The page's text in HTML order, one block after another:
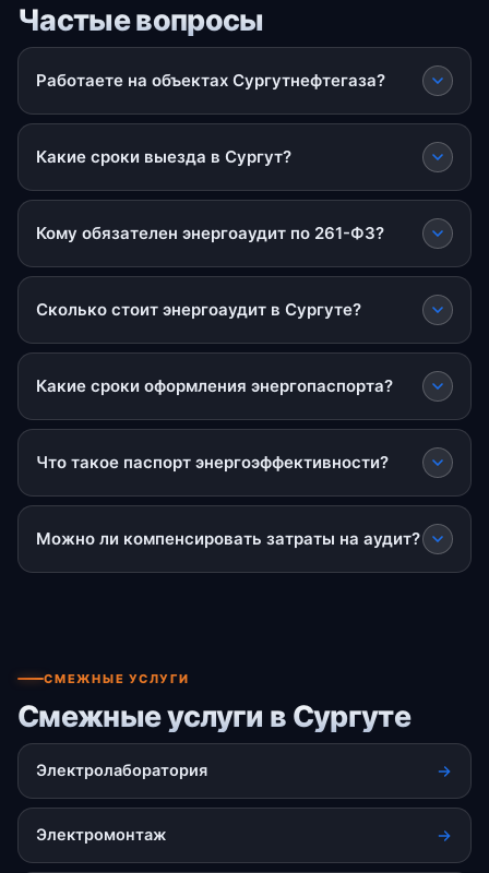
Частые вопросы
Работаете на объектах Сургутнефтегаза?
Какие сроки выезда в Сургут?
Кому обязателен энергоаудит по 261-ФЗ?
Сколько стоит энергоаудит в Сургуте?
Какие сроки оформления энергопаспорта?
Что такое паспорт энергоэффективности?
Можно ли компенсировать затраты на аудит?
СМЕЖНЫЕ УСЛУГИ
Смежные услуги в Сургуте
Электролаборатория
Электромонтаж